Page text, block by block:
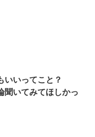
いいってこと？
聞いてみてほしかっ